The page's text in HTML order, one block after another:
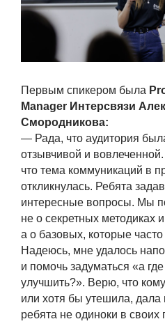
Первым спикером была
Manager Интерсвязи
Смородникова:
— Рада, что аудитория
отзывчивой и
что тема коммуникаций в
откликнулась. Ребята
интересные вопросы. Мы
не о секретных методиках
а о базовых, которые
Надеюсь, мне удалось
и помочь задуматься «а
улучшить?». Верю, что
или хотя бы утешила, дала
ребята не одиноки в своих